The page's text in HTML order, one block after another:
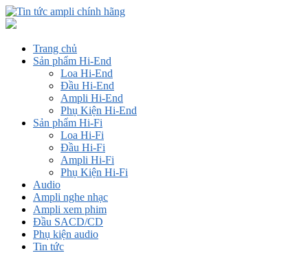
Trang chủ
Sản phẩm Hi-End
Loa Hi-End
Đầu Hi-End
Ampli Hi-End
Phụ Kiện Hi-End
Sản phẩm Hi-Fi
Loa Hi-Fi
Đầu Hi-Fi
Ampli Hi-Fi
Phụ Kiện Hi-Fi
Audio
Ampli nghe nhạc
Ampli xem phim
Đầu SACD/CD
Phụ kiện audio
Tin tức